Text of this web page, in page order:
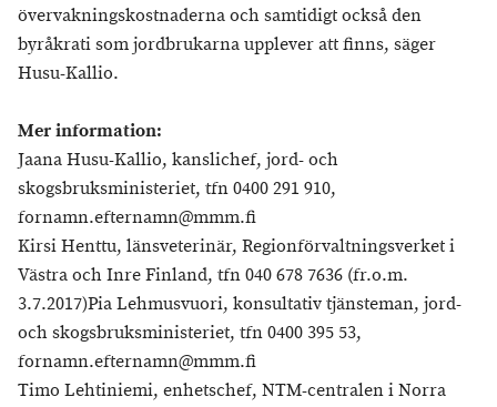
övervakningskostnaderna och samtidigt också den
byråkrati som jordbrukarna upplever att finns, säger
Husu-Kallio.
Mer information:
Jaana Husu-Kallio, kanslichef, jord- och
skogsbruksministeriet, tfn 0400 291 910,
fornamn.efternamn@mmm.fi
Kirsi Henttu, länsveterinär, Regionförvaltningsverket i
Västra och Inre Finland, tfn 040 678 7636 (fr.o.m.
3.7.2017)Pia Lehmusvuori, konsultativ tjänsteman, jord-
och skogsbruksministeriet, tfn 0400 395 53,
fornamn.efternamn@mmm.fi
Timo Lehtiniemi, enhetschef, NTM-centralen i Norra